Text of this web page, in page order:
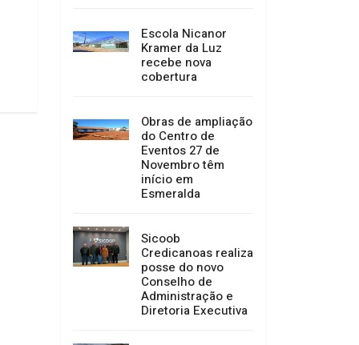
Escola Nicanor
Kramer da Luz
recebe nova
cobertura
Obras de ampliação
do Centro de
Eventos 27 de
Novembro têm
início em
Esmeralda
Sicoob
Credicanoas realiza
posse do novo
Conselho de
Administração e
Diretoria Executiva